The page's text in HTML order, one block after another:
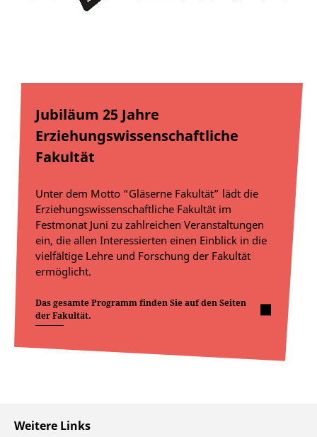
Jubiläum 25 Jahre
Erziehungswissenschaftliche
Fakultät
Unter dem Motto “Gläserne Fakultät” lädt die
Erziehungswissenschaftliche Fakultät im
Festmonat Juni zu zahlreichen Veranstaltungen
ein, die allen Interessierten einen Einblick in die
vielfältige Lehre und Forschung der Fakultät
ermöglicht.
Das gesamte Programm finden Sie auf den Seiten
der Fakultät.
Weitere Links